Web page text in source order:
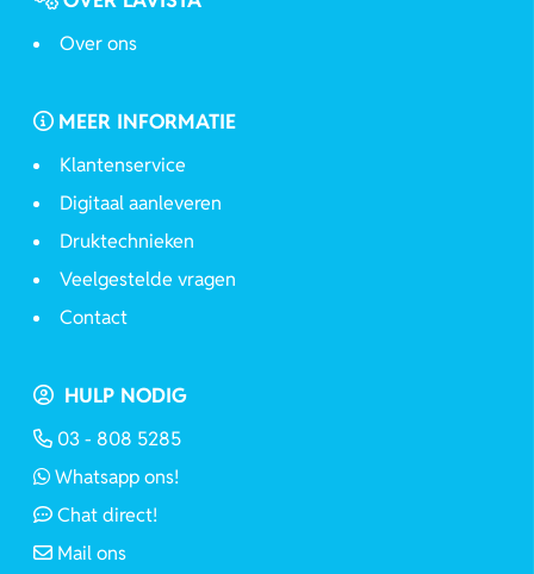
Over ons
MEER INFORMATIE
Klantenservice
Digitaal aanleveren
Druktechnieken
Veelgestelde vragen
Contact
HULP NODIG
03 - 808 5285
Whatsapp ons!
Chat direct!
Mail ons